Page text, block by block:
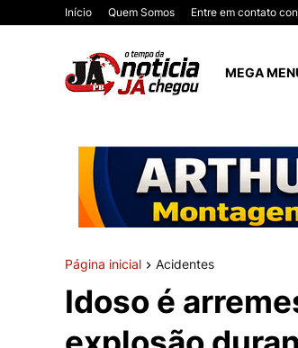
Início Quem Somos Entre em contato
MEGA
Página inicial Acidentes
Idoso é